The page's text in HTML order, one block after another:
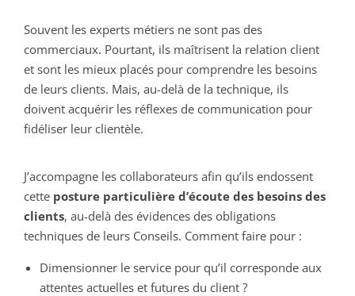
Souvent les experts métiers ne sont pas des
commerciaux. Pourtant, ils maîtrisent la relation client
et sont les mieux placés pour comprendre les besoins
de leurs clients. Mais, au-delà de la technique, ils
doivent acquérir les réflexes de communication pour
fidéliser leur clientèle.
J’accompagne les collaborateurs afin qu’ils endossent
cette posture particulière d’écoute des besoins des
clients, au-delà des évidences des obligations
techniques de leurs Conseils. Comment faire pour :
Dimensionner le service pour qu’il corresponde aux
attentes actuelles et futures du client ?